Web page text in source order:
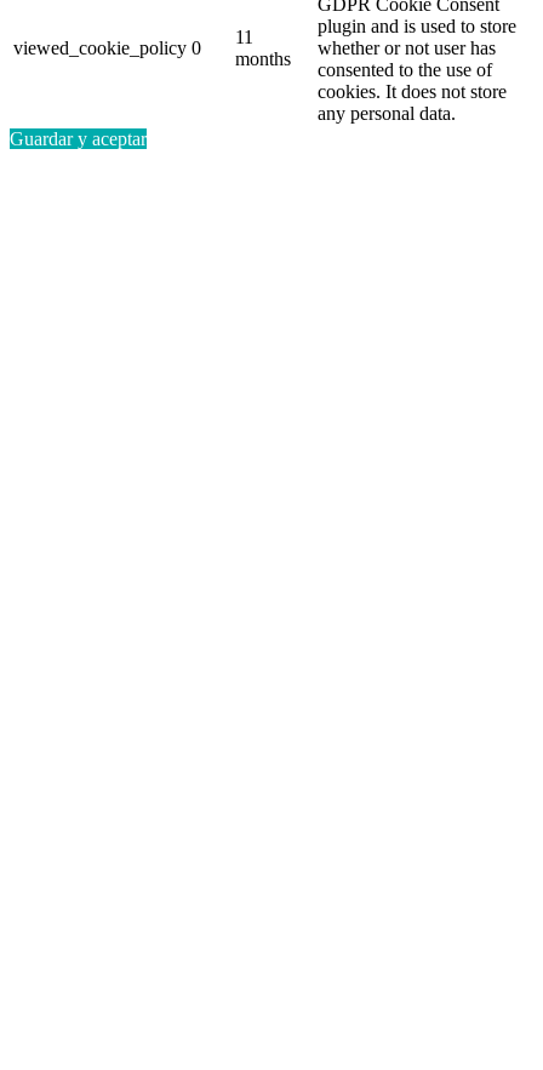
viewed_cookie_policy 0
11
months
GDPR Cookie Consent
plugin and is used to store
whether or not user has
consented to the use of
cookies. It does not store
any personal data.
Guardar y aceptar